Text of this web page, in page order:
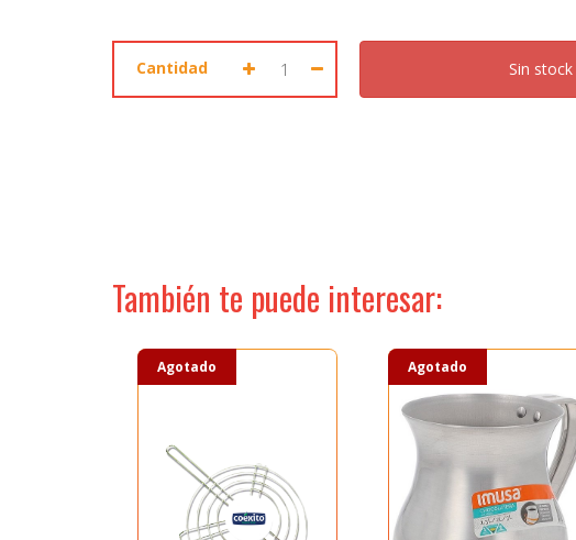
Cantidad Sin stock
También te puede interesar:
Agotado Agotado
MIS PRODUCTOS